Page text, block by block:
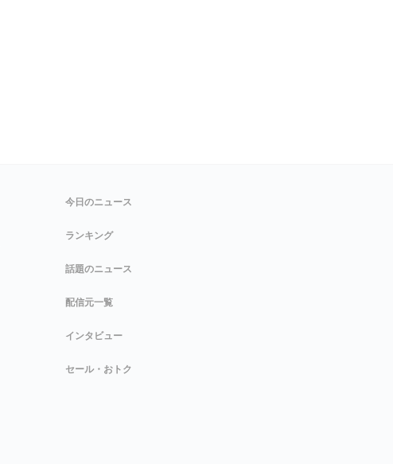
今日のニュース
ランキング
話題のニュース
配信元一覧
インタビュー
セール・おトク